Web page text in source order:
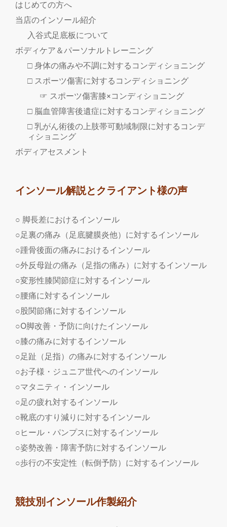
はじめての方へ
当店のインソール紹介
入谷式足底板について
ボディケア＆パーソナルトレーニング
□ 身体の痛みや不調に対するコンディショニング
□ スポーツ傷害に対するコンディショニング
☞ スポーツ傷害膝×コンディショニング
□ 脳血管障害後遺症に対するコンディショニング
□ 乳がん術後の上肢帯可動域制限に対するコンデ
ィショニング
ボディアセスメント
インソール解説とクライアント様の声
○ 脚長差におけるインソール
○足裏の痛み（足底腱膜炎他）に対するインソール
○踵骨後面の痛みにおけるインソール
○外反母趾の痛み（足指の痛み）に対するインソール
○変形性膝関節症に対するインソール
○腰痛に対するインソール
○股関節痛に対するインソール
○O脚改善・予防に向けたインソール
○膝の痛みに対するインソール
○足趾（足指）の痛みに対するインソール
○お子様・ジュニア世代へのインソール
○マタニティ・インソール
○足の疲れ対するインソール
○靴底のすり減りに対するインソール
○ヒール・パンプスに対するインソール
○姿勢改善・障害予防に対するインソール
○歩行の不安定性（転倒予防）に対するインソール
競技別インソール作製紹介